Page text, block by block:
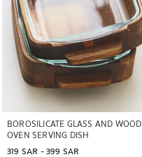
BOROSILICATE GLASS AND WOOD
OVEN SERVING DISH
319 SAR - 399 SAR